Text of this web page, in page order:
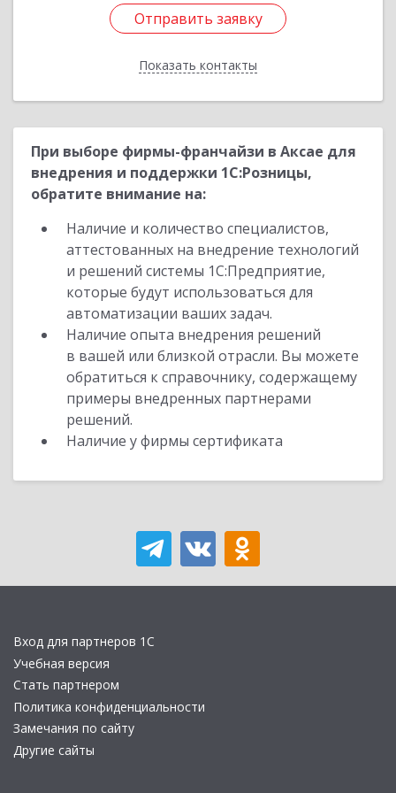
Отправить заявку
Показать контакты
Отправить заявку
Назад
При выборе фирмы-франчайзи в Аксае для
внедрения и поддержки 1С:Розницы,
обратите внимание на:
Наличие и количество специалистов,
аттестованных на внедрение технологий
и решений системы 1С:Предприятие,
которые будут использоваться для
автоматизации ваших задач.
Наличие опыта внедрения решений
в вашей или близкой отрасли. Вы можете
обратиться к справочнику, содержащему
примеры внедренных партнерами
решений.
Наличие у фирмы сертификата
Вход для партнеров 1С
Учебная версия
Стать партнером
Политика конфиденциальности
Замечания по сайту
Другие сайты